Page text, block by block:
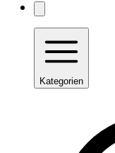
Kategorien